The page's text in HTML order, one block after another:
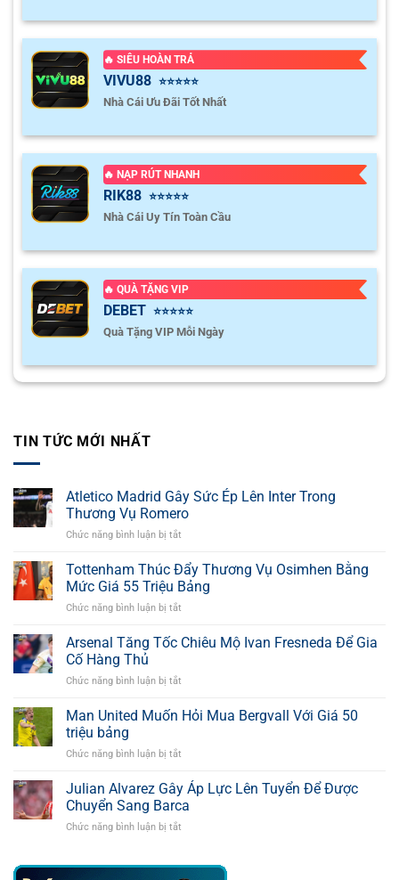
🔥 SIÊU HOÀN TRẢ
VIVU88 ⭐⭐⭐⭐⭐
Nhà Cái Ưu Đãi Tốt Nhất
🔥 NẠP RÚT NHANH
RIK88 ⭐⭐⭐⭐⭐
Nhà Cái Uy Tín Toàn Cầu
🔥 QUÀ TẶNG VIP
DEBET ⭐⭐⭐⭐⭐
Quà Tặng VIP Mỗi Ngày
TIN TỨC MỚI NHẤT
Atletico Madrid Gây Sức Ép Lên Inter Trong
Thương Vụ Romero
Chức năng bình luận bị tắt
Madrid
Gây
Sức
Inter
Tottenham Thúc Đẩy Thương Vụ Osimhen Bằng
Mức Giá 55 Triệu Bảng
Chức năng bình luận bị tắt
Thúc
Bằng
Bảng
Arsenal Tăng Tốc Chiêu Mộ Ivan Fresneda Để Gia
Cố Hàng Thủ
Chức năng bình luận bị tắt
Tăng
Fresneda
Để
Thủ
Man United Muốn Hỏi Mua Bergvall Với Giá 50
triệu bảng
Chức năng bình luận bị tắt
United
Muốn
Hỏi
Julian Alvarez Gây Áp Lực Lên Tuyển Để Được
Chuyển Sang Barca
Chức năng bình luận bị tắt